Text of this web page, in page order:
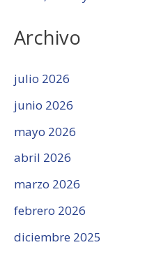
Archivo
julio 2026
junio 2026
mayo 2026
abril 2026
marzo 2026
febrero 2026
diciembre 2025